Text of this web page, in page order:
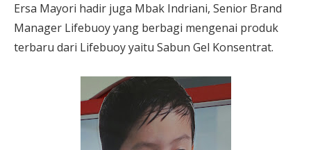
Ersa Mayori hadir juga Mbak Indriani, Senior Brand
Manager Lifebuoy yang berbagi mengenai produk
terbaru dari Lifebuoy yaitu Sabun Gel Konsentrat.